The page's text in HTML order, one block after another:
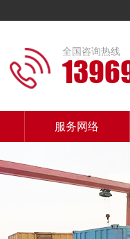
全国咨询热线
服务网络